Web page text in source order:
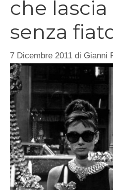
che
senza
7 Dicembre 2011 di Gianni